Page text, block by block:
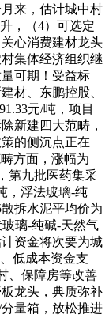
来，估计城中村
，（4）可选定
心消费建材龙头
集体经济组织继
可期！受益标
材、东鹏控股、
元/吨，项目
新建四大范畴，
的侧沉点正在
方面，涨幅为
第九批医药集采
，浮法玻璃-纯
拆水泥平均价为
玻璃-纯碱-天然气
资金将次要为城
低成本资金支
、保障房等改善
龙头，典质弥补
量箱，放松推进